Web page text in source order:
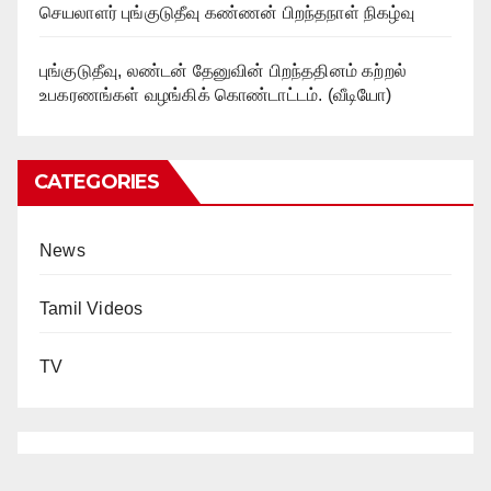
செயலாளர் புங்குடுதீவு கண்ணன் பிறந்தநாள் நிகழ்வு
புங்குடுதீவு, லண்டன் தேனுவின் பிறந்ததினம் கற்றல்
உபகரணங்கள் வழங்கிக் கொண்டாட்டம். (வீடியோ)
CATEGORIES
News
Tamil Videos
TV